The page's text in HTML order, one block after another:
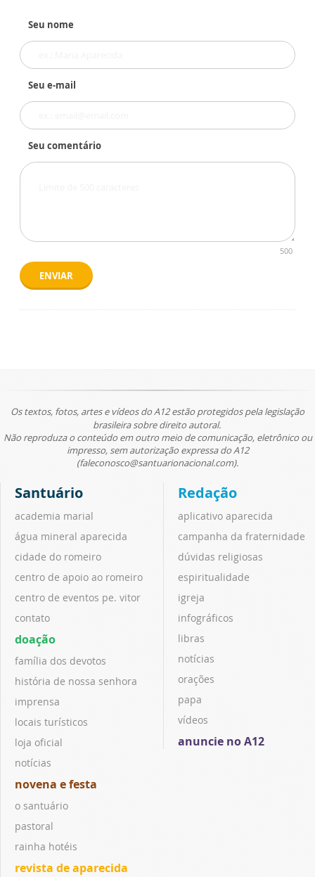
Seu nome
Seu e-mail
Seu comentário
500
ENVIAR
Os textos, fotos, artes e vídeos do A12 estão protegidos pela legislação
brasileira sobre direito autoral.
Não reproduza o conteúdo em outro meio de comunicação, eletrônico ou
impresso, sem autorização expressa do A12
(faleconosco@santuarionacional.com).
Santuário
academia marial
água mineral aparecida
cidade do romeiro
centro de apoio ao romeiro
centro de eventos pe. vitor
contato
doação
família dos devotos
história de nossa senhora
imprensa
locais turísticos
loja oficial
notícias
novena e festa
o santuário
pastoral
rainha hotéis
revista de aparecida
Redação
aplicativo aparecida
campanha da fraternidade
dúvidas religiosas
espiritualidade
igreja
infográficos
libras
notícias
orações
papa
vídeos
anuncie no A12